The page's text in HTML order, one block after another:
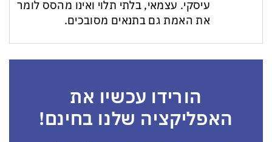
עיסקי. עצמאי, בלתי תלוי ואינו מהסס לומר
את האמת גם בתנאים מסובכים.
הורידו עכשיו את
האפליקציה שלנו בחינם!